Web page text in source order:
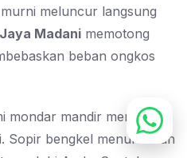
meluncur langsung
Madani memotong
beban ongkos
mondar mandir mengitari
Sopir bengkel menurunkan